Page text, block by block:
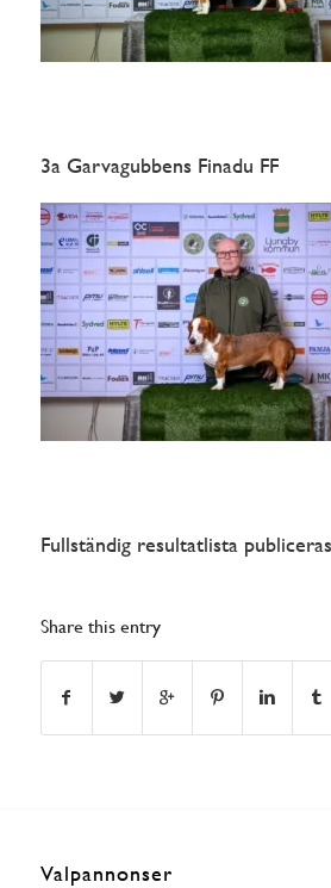
3a Garvagubbens Finadu FF
Fullständig resultatlista
Share this entry
Valpannonser